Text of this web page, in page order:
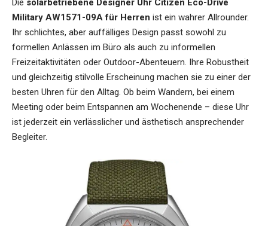
Die solarbetriebene Designer Uhr Citizen Eco-Drive
Military AW1571-09A für Herren ist ein wahrer Allrounder.
Ihr schlichtes, aber auffälliges Design passt sowohl zu
formellen Anlässen im Büro als auch zu informellen
Freizeitaktivitäten oder Outdoor-Abenteuern. Ihre Robustheit
und gleichzeitig stilvolle Erscheinung machen sie zu einer der
besten Uhren für den Alltag. Ob beim Wandern, bei einem
Meeting oder beim Entspannen am Wochenende – diese Uhr
ist jederzeit ein verlässlicher und ästhetisch ansprechender
Begleiter.